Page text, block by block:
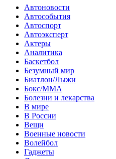
Автоновости
Автособытия
Автоспорт
Автоэксперт
Актеры
Аналитика
Баскетбол
Безумный мир
Биатлон/Лыжи
Бокс/MMA
Болезни и лекарства
В мире
В России
Вещи
Военные новости
Волейбол
Гаджеты